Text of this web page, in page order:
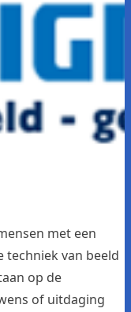
met een
van beeld
op de
of uitdaging